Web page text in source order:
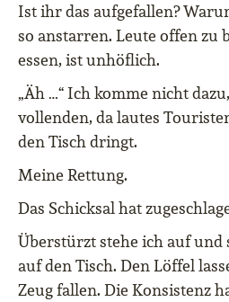
Ist ihr das aufgefallen?
so anstarren. Leute offen zu
essen, ist unhöflich.
„Äh …“ Ich komme nicht
vollenden, da lautes
den Tisch dringt.
Meine Rettung.
Das Schicksal hat
Überstürzt stehe ich auf und
auf den Tisch. Den Löffel
Zeug fallen. Die Konsistenz